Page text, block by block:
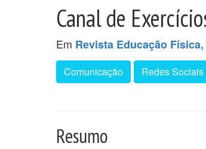
Canal de
Em Revista Educação Física,
Comunicação Redes Sociais
Resumo